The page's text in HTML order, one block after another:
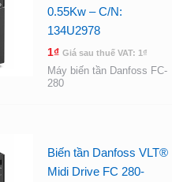
0.55Kw – C/N:
134U2978
1₫ Giá sau thuế VAT: 1 ₫
Máy biến tần Danfoss FC-
280
Biến tần Danfoss VLT®
Midi Drive FC 280-